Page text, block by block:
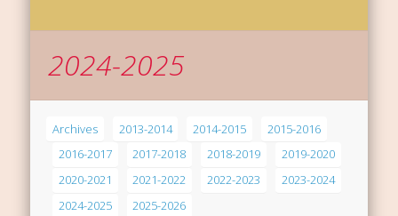
2024-2025
Archives 2013-2014 2014-2015
2015-2016
2016-2017
2017-2018 2018-2019
2019-2020
2020-2021
2021-2022 2022-2023
2023-2024
2024-2025
2025-2026